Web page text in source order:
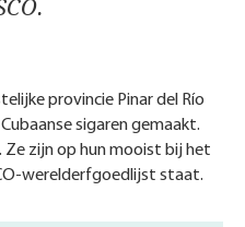
provincie Pinar del Río
sigaren gemaakt.
Ze zijn op hun mooist bij het
werelderfgoedlijst staat.